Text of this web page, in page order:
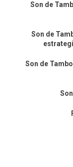
Son de
Son de
Son de